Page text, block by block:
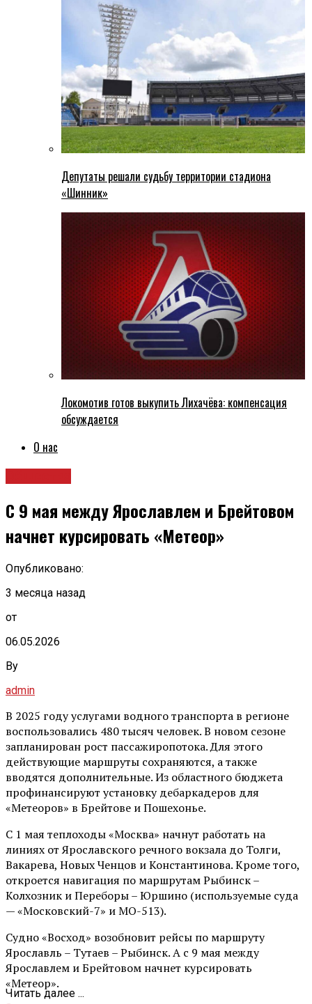
Депутаты решали судьбу территории стадиона
«Шинник»
Локомотив готов выкупить Лихачёва: компенсация
обсуждается
О нас
С 9 мая между Ярославлем и Брейтовом
начнет курсировать «Метеор»
Опубликовано:
3 месяца назад
от
06.05.2026
By
admin
В 2025 году услугами водного транспорта в регионе
воспользовались 480 тысяч человек. В новом сезоне
запланирован рост пассажиропотока. Для этого
действующие маршруты сохраняются, а также
вводятся дополнительные. Из областного бюджета
профинансируют установку дебаркадеров для
«Метеоров» в Брейтове и Пошехонье.
С 1 мая теплоходы «Москва» начнут работать на
линиях от Ярославского речного вокзала до Толги,
Вакарева, Новых Ченцов и Константинова. Кроме того,
откроется навигация по маршрутам Рыбинск –
Колхозник и Переборы – Юршино (используемые суда
— «Московский-7» и МО-513).
Судно «Восход» возобновит рейсы по маршруту
Ярославль – Тутаев – Рыбинск. А с 9 мая между
Ярославлем и Брейтовом начнет курсировать
«Метеор».
Читать далее ...